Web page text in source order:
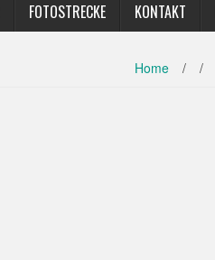
FOTOSTRECKE KONTAKT
Home / /